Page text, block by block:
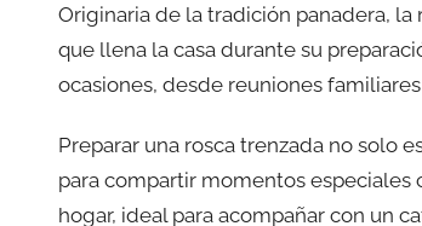
Originaria de la tradición panadera,
que llena la casa durante su
ocasiones, desde reuniones
Preparar una rosca trenzada no solo
para compartir momentos especiales
hogar, ideal para acompañar con un